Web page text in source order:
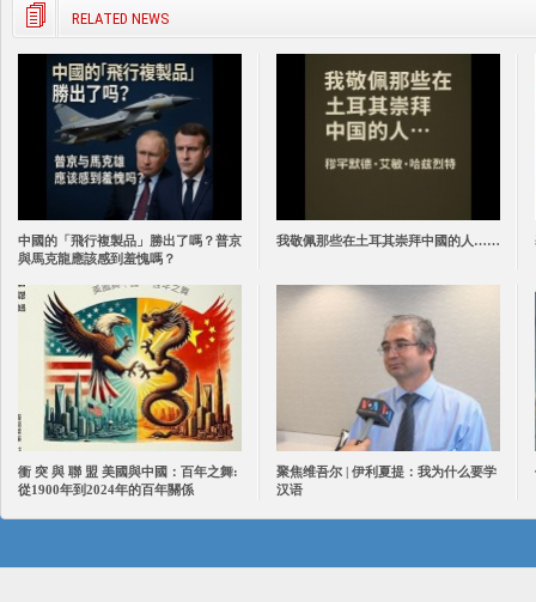
RELATED NEWS
中國的「飛行複製品」勝出了嗎？普京
與馬克龍應該感到羞愧嗎？
我敬佩那些在土耳其崇拜中國的人……
衝 突 與 聯 盟 美國與中國：百年之舞:
從1900年到2024年的百年關係
聚焦维吾尔 | 伊利夏提：我为什么要学
汉语